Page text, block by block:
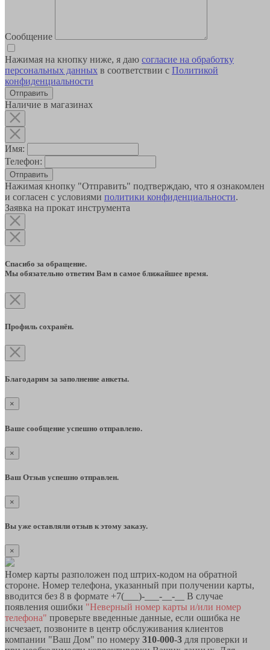
Сообщение
Нажимая на кнопку ниже, я даю согласие на обработку
персональных данных в соответствии с Политикой
конфиденциальности
Наличие в магазинах
Имя:
Телефон:
Отправить
Нажимая кнопку "Отправить" подтверждаю, что я ознакомлен
и согласен с условиями политики конфиденциальности.
Заявка на прокат инструмента
Спасибо за обращение.
Мы обязательно ответим Вам в самое ближайшее время.
Профиль сохранён.
Благодарим за заполнение анкеты.
×
Ваше сообщение успешно отправлено.
×
Ваш Отзыв успешно отправлен.
×
Вы уже оставляли отзыв к этому заказу.
×
Номер карты разположен под штрих-кодом на обратной
стороне. Номер телефона, указанный при получении карты,
вводится без 8 в формате +7(___)-___-__-__ В случае
появления ошибки "Неверный номер карты и/или номер
телефона" проверьте введенные данные, если ошибка не
исчезает, позвоните в центр обслуживания клиентов
компании "Ваш Дом" по номеру 310-000-3 для проверки и